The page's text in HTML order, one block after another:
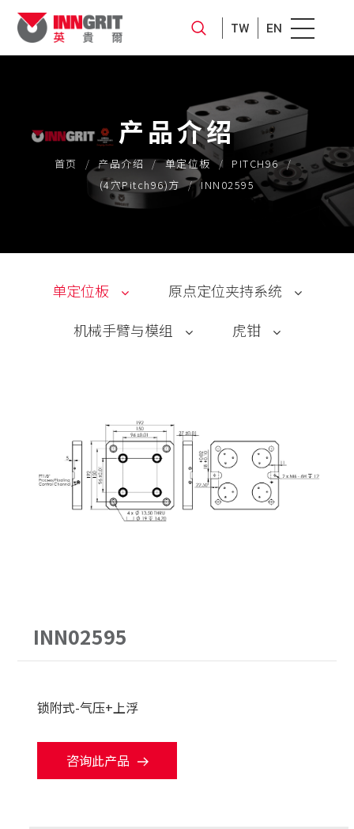
TW EN
产品介绍
首页 产品介绍 单定位板
PITCH96
(4穴Pitch96)方
INN02595
单定位板
单定位Ｌ底板
三面锥塔
原点定位夹持系统
120型
150型
机械手臂与模组
30-60公斤
60-150公斤
机械手臂客制化
虎钳
自动气压虎钳
虎钳配件
INN02595
锁附式-气压+上浮
咨询此产品